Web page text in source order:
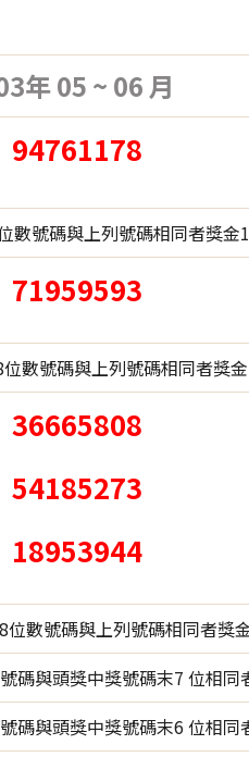
年 05 ~ 06 月
94761178
數號碼與上列號碼相同者獎金
71959593
數號碼與上列號碼相同者獎
36665808
54185273
18953944
位數號碼與上列號碼相同者獎
碼與頭獎中獎號碼末7 位相同
碼與頭獎中獎號碼末6 位相同